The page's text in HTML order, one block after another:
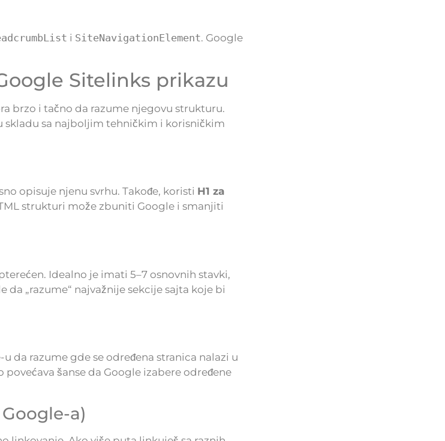
i SiteNavigationElement. Google
Sitelinks prikazu
brzo i tačno da razume njegovu strukturu.
skladu sa najboljim tehničkim i korisničkim
opisuje njenu svrhu. Takođe, koristi H1 za
strukturi može zbuniti Google i smanjiti
Idealno je imati 5–7 osnovnih stavki,
„razume“ najvažnije sekcije sajta koje bi
da razume gde se određena stranica nalazi u
šanse da Google izabere određene
a)